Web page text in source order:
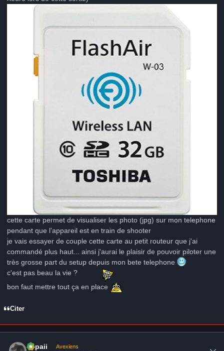
cette carte permet de visualiser les photo (jpg) sur mon telephone
pendant que l'appareil est en train de shooter
je vais essayer de couple cette carte au petit routeur que j'ai
commandé plus haut... ainsi j'aurai le plaisir de pouvoir piloter une
très grosse part du setup depuis mon bete telephone
c'est pas beau la vie ?
bon faut mettre tout ça en place
Citer
supaii Avexiens